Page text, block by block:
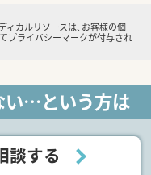
ィカルリソースは、お客様の個
プライバシーマークが付与され
い…という方は
談する